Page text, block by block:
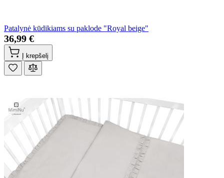
Patalynė kūdikiams su paklode "Royal beige"
36,99 €
Į krepšelį